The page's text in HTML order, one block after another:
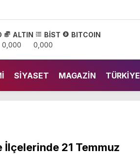
ALTIN
0,000
BİST
0,000
BITCOIN
SIYASET MAGAZIN TÜRKIYE
İlçelerinde 21 Temmuz